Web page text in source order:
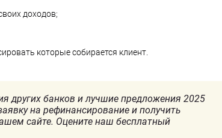
доходов;
которые собирается клиент.
других банков и лучшие предложения 2025
на рефинансирование и получить
сайте. Оцените наш бесплатный